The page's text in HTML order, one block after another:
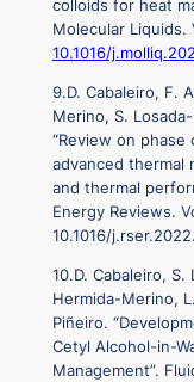
colloids for heat
Molecular Liquids.
10.1016/
9.D. Cabaleiro, F.
Merino, S.
“Review on
advanced thermal
and thermal
Energy Reviews.
10.1016/
10.D. Cabaleiro,
Hermida-Merino,
Piñeiro.
Cetyl Alcohol-in-
Management”.